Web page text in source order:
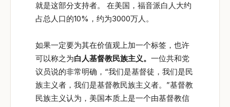
就是这部分支持者。 在美国，福音派白人大约
占总人口的10%，约为3000万人。
如果一定要为其在价值观上加一个标签，也许
可以称之为白人基督教民族主义。 一位共和党
议员说的非常明确，“我们是基督徒，我们是民
族主义者，我们是基督教民族主义者。”基督教
民族主义认为，美国本质上是一个由基督教信